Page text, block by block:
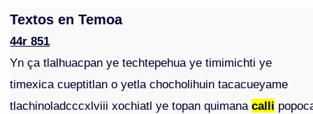
Textos en Temoa
44r 851
Yn ça tlalhuacpan ye techtepehua ye timimichti ye
timexica cueptitlan o yetla chocholihuin tacacueyame
tlachinoladcccxlviii xochiatl ye topan quimanacalli